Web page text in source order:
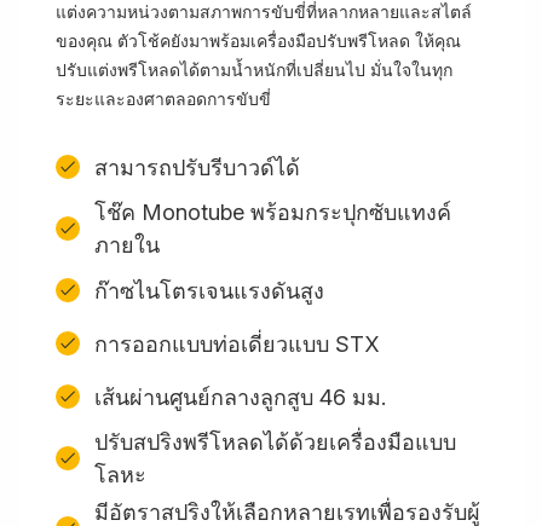
แต่งความหน่วงตามสภาพการขับขี่ที่หลากหลายและสไตล์
ของคุณ ตัวโช้คยังมาพร้อมเครื่องมือปรับพรีโหลด ให้คุณ
ปรับแต่งพรีโหลดได้ตามน้ำหนักที่เปลี่ยนไป มั่นใจในทุก
ระยะและองศาตลอดการขับขี่
สามารถปรับรีบาวด์ได้
โช๊ค Monotube พร้อมกระปุกซับแทงค์
ภายใน
ก๊าซไนโตรเจนแรงดันสูง
การออกแบบท่อเดี่ยวแบบ STX
เส้นผ่านศูนย์กลางลูกสูบ 46 มม.
ปรับสปริงพรีโหลดได้ด้วยเครื่องมือแบบ
โลหะ
มีอัตราสปริงให้เลือกหลายเรทเพื่อรองรับผู้